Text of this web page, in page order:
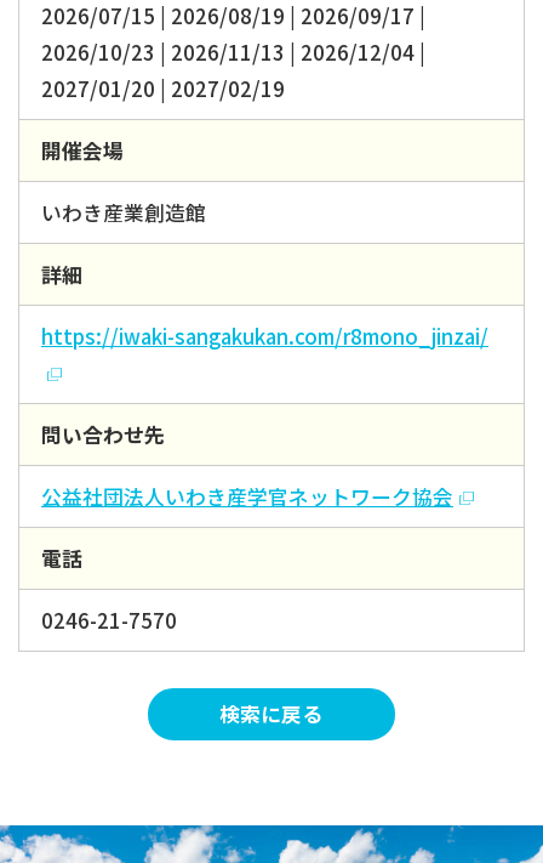
2026/07/15 | 2026/08/19 | 2026/09/17 |
2026/10/23 | 2026/11/13 | 2026/12/04 |
2027/01/20 | 2027/02/19
開催会場
いわき産業創造館
詳細
https://iwaki-sangakukan.com/r8mono_jinzai/
問い合わせ先
公益社団法人いわき産学官ネットワーク協会
電話
0246-21-7570
検索に戻る